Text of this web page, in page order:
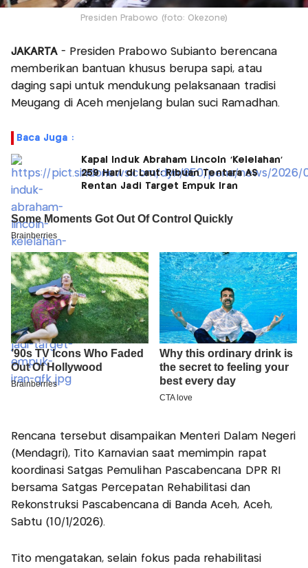
Presiden Prabowo (foto: Okezone)
JAKARTA- Presiden Prabowo Subianto berencana
memberikan bantuan khusus berupa sapi, atau
daging sapi untuk mendukung pelaksanaan tradisi
Meugang di Aceh menjelang bulan suci Ramadhan.
Baca Juga :
Kapal Induk Abraham Lincoln 'Kelelahan'
259 Hari di Laut: Ribuan Tentara AS
Rentan Jadi Target Empuk Iran
Rencana tersebut disampaikan Menteri Dalam Negeri
(Mendagri), Tito Karnavian saat memimpin rapat
koordinasi Satgas Pemulihan Pascabencana DPR RI
bersama Satgas Percepatan Rehabilitasi dan
Rekonstruksi Pascabencana di Banda Aceh, Aceh,
Sabtu (10/1/2026).
Tito mengatakan, selain fokus pada rehabilitasi